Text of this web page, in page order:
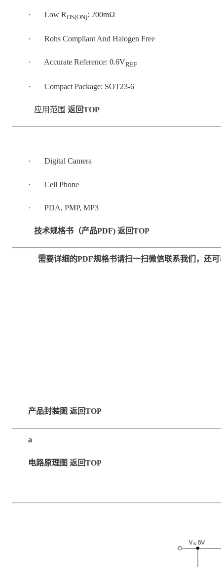
· Low RDS(ON): 200mΩ
· Rohs Compliant And Halogen Free
· Accurate Reference: 0.6VREF
· Compact Package: SOT23-6
应用范围 返回TOP
· Digital Camera
· Cell Phone
· PDA, PMP, MP3
技术规格书（产品PDF) 返回TOP
需要详细的PDF规格书请扫一扫微信联系我们，还
产品封装图 返回TOP
a
电路原理图 返回TOP